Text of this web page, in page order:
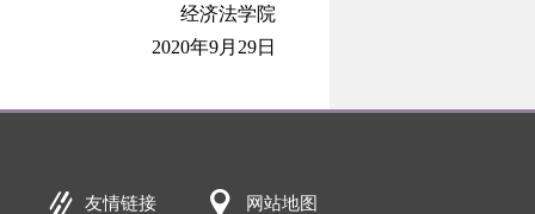
经济法学院
2020年9月 29日
友情链接 网站地图